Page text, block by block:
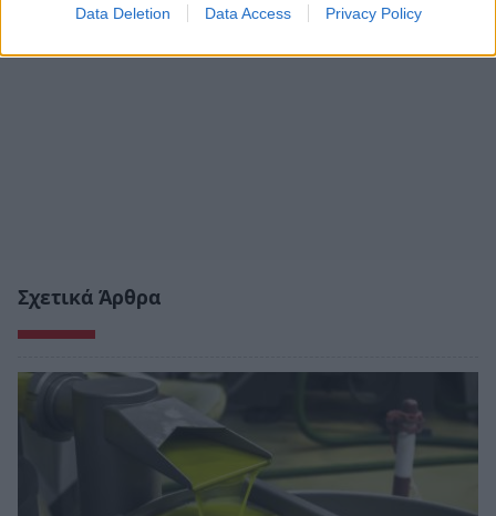
Data Deletion Data Access Privacy Policy
Σχετικά Άρθρα